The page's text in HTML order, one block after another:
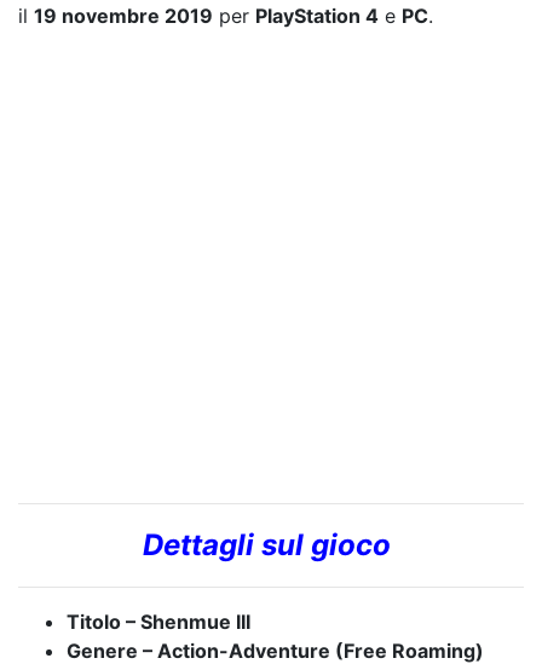
il 19 novembre 2019 per PlayStation 4 e PC.
Dettagli sul gioco
Titolo – Shenmue III
Genere – Action-Adventure (Free Roaming)